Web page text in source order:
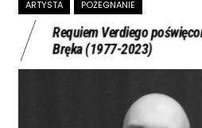
ARTYSTA POŻEGNANIE
Requiem Verdiego
Bręka (1977-2023)